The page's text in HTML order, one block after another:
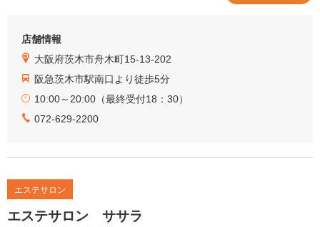
店舗情報
大阪府茨木市舟木町15-13-202
阪急茨木市駅南口より徒歩5分
10:00～20:00（最終受付18：30）
072-629-2200
エステサロン
エステサロン ササラ